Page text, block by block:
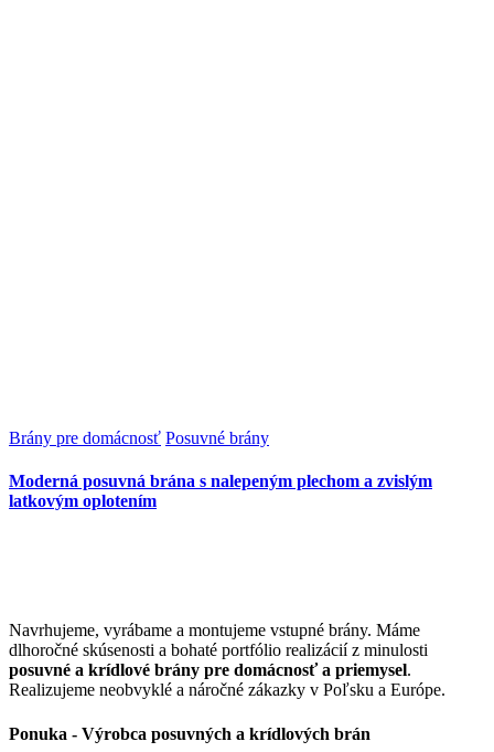
Brány pre domácnosť Posuvné brány
Moderná posuvná brána s nalepeným plechom a zvislým
latkovým oplotením
Navrhujeme, vyrábame a montujeme vstupné brány. Máme
dlhoročné skúsenosti a bohaté portfólio realizácií z minulosti
posuvné a krídlové brány pre domácnosť a priemysel.
Realizujeme neobvyklé a náročné zákazky v Poľsku a Európe.
Ponuka - Výrobca posuvných a krídlových brán